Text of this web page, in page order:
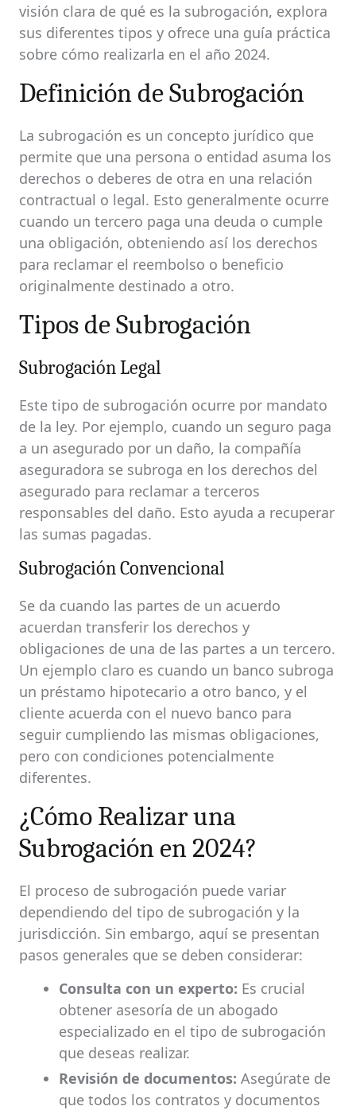
visión clara de qué es la subrogación, explora
sus diferentes tipos y ofrece una guía práctica
sobre cómo realizarla en el año 2024.
Definición de Subrogación
La subrogación es un concepto jurídico que
permite que una persona o entidad asuma los
derechos o deberes de otra en una relación
contractual o legal. Esto generalmente ocurre
cuando un tercero paga una deuda o cumple
una obligación, obteniendo así los derechos
para reclamar el reembolso o beneficio
originalmente destinado a otro.
Tipos de Subrogación
Subrogación Legal
Este tipo de subrogación ocurre por mandato
de la ley. Por ejemplo, cuando un seguro paga
a un asegurado por un daño, la compañía
aseguradora se subroga en los derechos del
asegurado para reclamar a terceros
responsables del daño. Esto ayuda a recuperar
las sumas pagadas.
Subrogación Convencional
Se da cuando las partes de un acuerdo
acuerdan transferir los derechos y
obligaciones de una de las partes a un tercero.
Un ejemplo claro es cuando un banco subroga
un préstamo hipotecario a otro banco, y el
cliente acuerda con el nuevo banco para
seguir cumpliendo las mismas obligaciones,
pero con condiciones potencialmente
diferentes.
¿Cómo Realizar una
Subrogación en 2024?
El proceso de subrogación puede variar
dependiendo del tipo de subrogación y la
jurisdicción. Sin embargo, aquí se presentan
pasos generales que se deben considerar:
Consulta con un experto: Es crucial
obtener asesoría de un abogado
especializado en el tipo de subrogación
que deseas realizar.
Revisión de documentos: Asegúrate de
que todos los contratos y documentos